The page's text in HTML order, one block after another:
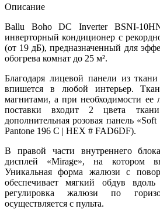
Описание
Ballu Boho DC Inverter BSNI-
инверторный кондиционер с
(от 19 дБ), предназначенный для
обогрева комнат до 25 м².
Благодаря лицевой панели из
впишется в любой интерьер.
магнитами, а при необходимости ее
поставки входит 2 цвета
дополнительная розовая панель
Pantone 196 C | HEX # FAD6DF).
В правой части внутреннего
дисплей «Mirage», на котором
Уникальная форма жалюзи с
обеспечивает мягкий обдув
регулировка жалюзи по
осуществляется с пульта.